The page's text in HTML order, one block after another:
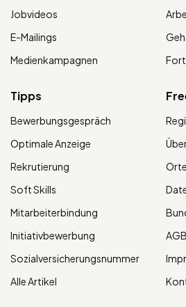
Jobvideos
E-Mailings
Medienkampagnen
Tipps
Bewerbungsgespräch
Optimale Anzeige
Rekrutierung
Soft Skills
Mitarbeiterbindung
Initiativbewerbung
Sozialversicherungsnummer
Alle Artikel
Orte
AGB